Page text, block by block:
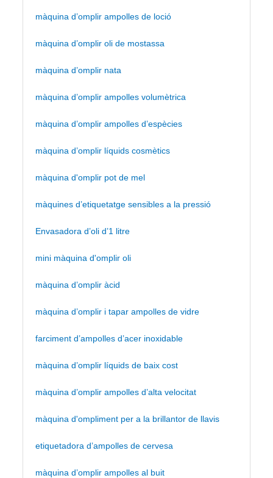
màquina d’omplir ampolles de loció
màquina d’omplir oli de mostassa
màquina d’omplir nata
màquina d’omplir ampolles volumètrica
màquina d’omplir ampolles d’espècies
màquina d’omplir líquids cosmètics
màquina d'omplir pot de mel
màquines d’etiquetatge sensibles a la pressió
Envasadora d’oli d’1 litre
mini màquina d'omplir oli
màquina d’omplir àcid
màquina d’omplir i tapar ampolles de vidre
farciment d’ampolles d’acer inoxidable
màquina d’omplir líquids de baix cost
màquina d’omplir ampolles d’alta velocitat
màquina d'ompliment per a la brillantor de llavis
etiquetadora d’ampolles de cervesa
màquina d’omplir ampolles al buit